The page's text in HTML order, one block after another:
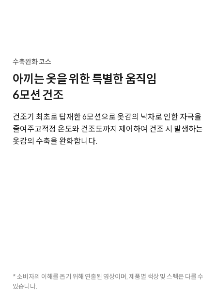
수축완화 코스
아끼는 옷을 위한 특별한 움직임
6모션 건조
건조기 최초로 탑재한 6모션으로 옷감의 낙차로 인한 자극을
줄여주고적정 온도와 건조도까지 제어하여 건조 시 발생하는
옷감의 수축을 완화합니다.
* 소비자의 이해를 돕기 위해 연출된 영상이며, 제품별 색상 및 스펙은 다를 수
있습니다.